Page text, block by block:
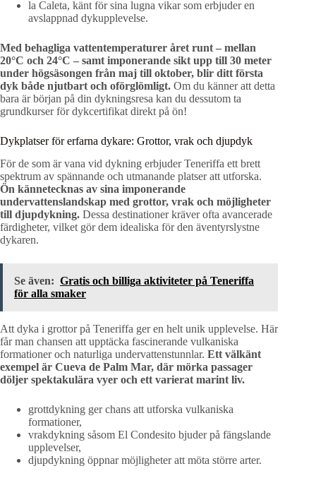
la Caleta, känt för sina lugna vikar som erbjuder en
avslappnad dykupplevelse.
Med behagliga vattentemperaturer året runt – mellan
20°C och 24°C – samt imponerande sikt upp till 30 meter
under högsäsongen från maj till oktober, blir ditt första
dyk både njutbart och oförglömligt. Om du känner att detta
bara är början på din dykningsresa kan du dessutom ta
grundkurser för dykcertifikat direkt på ön!
Dykplatser för erfarna dykare: Grottor, vrak och djupdyk
För de som är vana vid dykning erbjuder Teneriffa ett brett
spektrum av spännande och utmanande platser att utforska.
Ön kännetecknas av sina imponerande
undervattenslandskap med grottor, vrak och möjligheter
till djupdykning. Dessa destinationer kräver ofta avancerade
färdigheter, vilket gör dem idealiska för den äventyrslystne
dykaren.
Se även: Gratis och billiga aktiviteter på Teneriffa
för alla smaker
Att dyka i grottor på Teneriffa ger en helt unik upplevelse. Här
får man chansen att upptäcka fascinerande vulkaniska
formationer och naturliga undervattenstunnlar. Ett välkänt
exempel är Cueva de Palm Mar, där mörka passager
döljer spektakulära vyer och ett varierat marint liv.
grottdykning ger chans att utforska vulkaniska
formationer,
vrakdykning såsom El Condesito bjuder på fängslande
upplevelser,
djupdykning öppnar möjligheter att möta större arter.